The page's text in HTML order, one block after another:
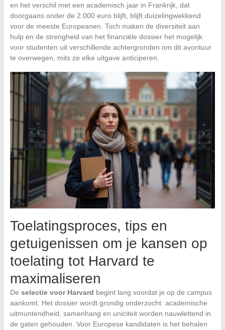
en het verschil met een academisch jaar in Frankrijk, dat
doorgaans onder de 2.000 euro blijft, blijft duizelingwekkend
voor de meeste Europeanen. Toch maken de diversiteit aan
hulp en de strengheid van het financiële dossier het mogelijk
voor studenten uit verschillende achtergronden om dit avontuur
te overwegen, mits ze elke uitgave anticiperen.
Toelatingsproces, tips en
getuigenissen om je kansen op
toelating tot Harvard te
maximaliseren
De selectie voor Harvard begint lang voordat je op de campus
aankomt. Het dossier wordt grondig onderzocht: academische
uitmuntendheid, samenhang en uniciteit worden nauwlettend in
de gaten gehouden. Voor Europese kandidaten is het behalen